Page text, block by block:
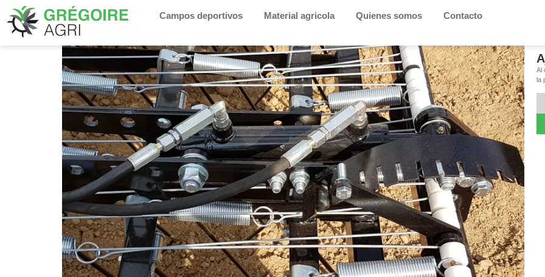
Campos deportivos Material agricola Quienes somos Contacto
Al
la